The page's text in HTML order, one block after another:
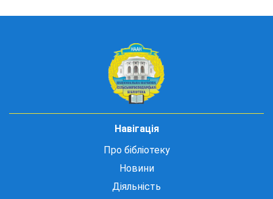
Навігація
Про бібліотеку
Новини
Діяльність